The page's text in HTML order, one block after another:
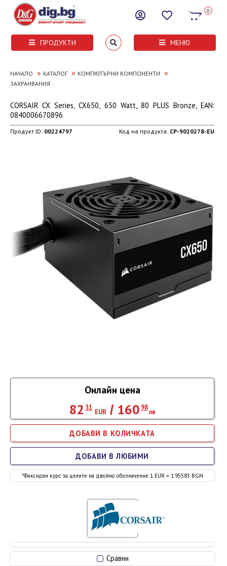
0
ПРОДУКТИ МЕНЮ
НАЧАЛО » КАТАЛОГ » КОМПЮТЪРНИ КОМПОНЕНТИ »
ЗАХРАНВАНИЯ
CORSAIR CX Series, CX650, 650 Watt, 80 PLUS Bronze, EAN:
0840006670896
Продукт ID: 00224797 Код на продукта: CP-9020278-EU
Сравни
Онлайн цена
82 31
EUR / 160 98
лв
*Фиксиран курс за целите на двойно обозначение 1 EUR = 1.95583 BGN
ДОБАВИ В ЛЮБИМИ